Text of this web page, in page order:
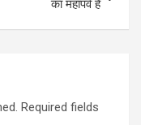
का महापर्व है
Required fields